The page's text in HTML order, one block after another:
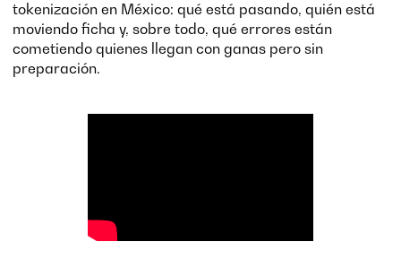
tokenización en México: qué está pasando, quién está
moviendo ficha y, sobre todo, qué errores están
cometiendo quienes llegan con ganas pero sin
preparación.